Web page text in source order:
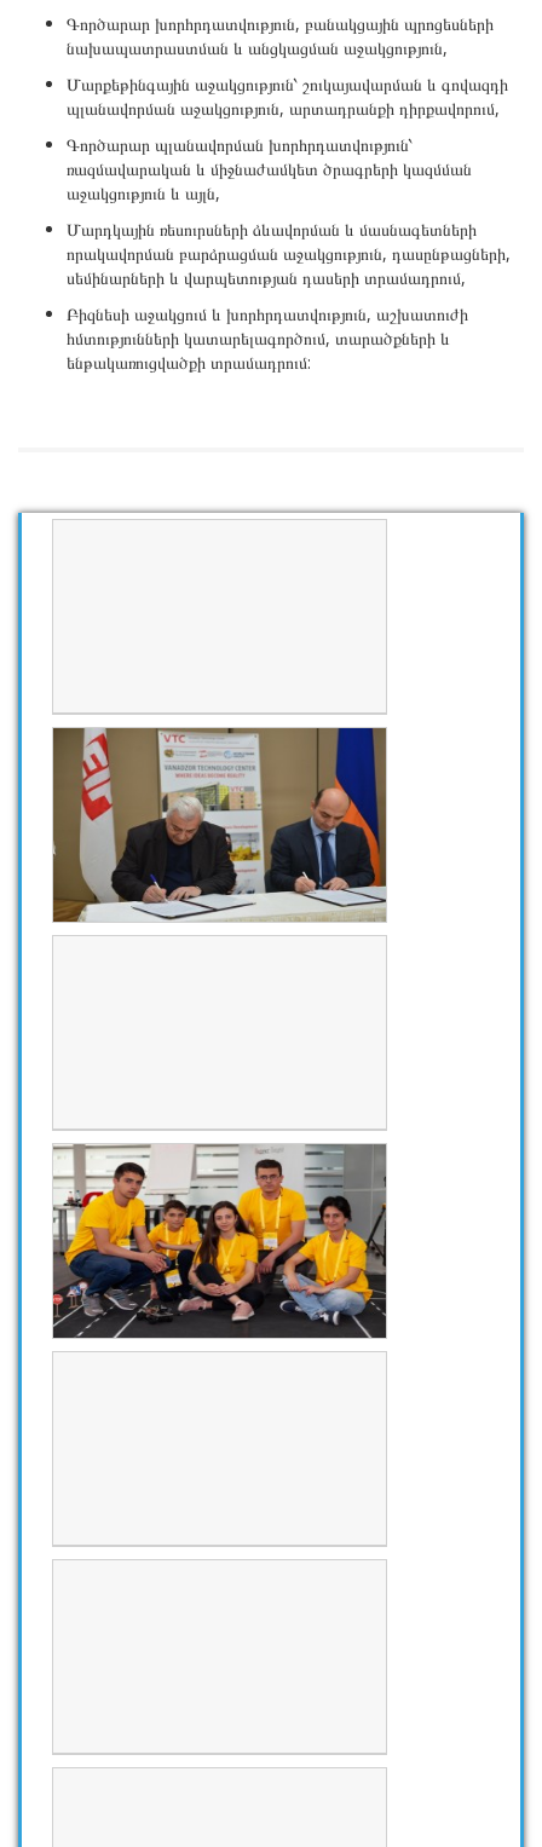
Գործարար խորհրդատվություն, բանակցային պրոցեսների
նախապատրաստման և անցկացման աջակցություն,
Մարքեթինգային աջակցություն՝ շուկայավարման և գովազդի
պլանավորման աջակցություն, արտադրանքի դիրքավորում,
Գործարար պլանավորման խորհրդատվություն՝
ռազմավարական և միջնաժամկետ ծրագրերի կազմման
աջակցություն և այլն,
Մարդկային ռեսուրսների ձևավորման և մասնագետների
որակավորման բարձրացման աջակցություն, դասընթացների,
սեմինարների և վարպետության դասերի տրամադրում,
Բիզնեսի աջակցում և խորհրդատվություն, աշխատուժի
հմտությունների կատարելագործում, տարածքների և
ենթակառուցվածքի տրամադրում: